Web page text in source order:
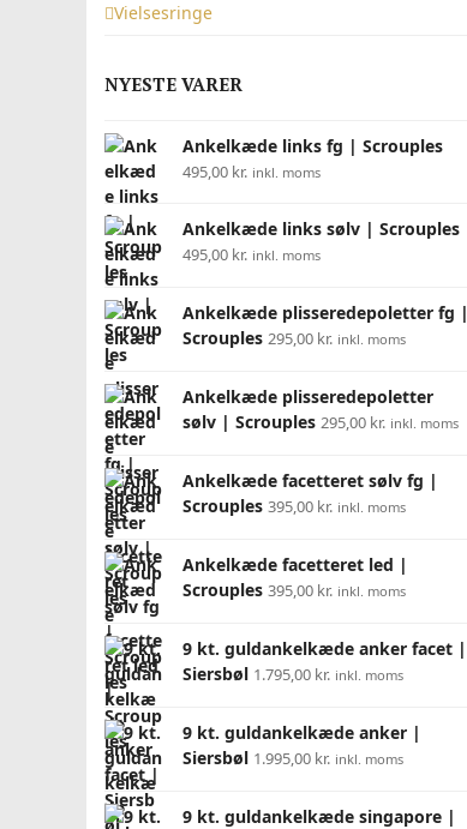
Vielsesringe
NYESTE VARER
Ankelkæde links fg | Scrouples
495,00 kr. inkl. moms
Ankelkæde links sølv | Scrouples
495,00 kr. inkl. moms
Ankelkæde plisseredepoletter fg |
Scrouples 295,00 kr. inkl. moms
Ankelkæde plisseredepoletter
sølv | Scrouples 295,00 kr. inkl. moms
Ankelkæde facetteret sølv fg |
Scrouples 395,00 kr. inkl. moms
Ankelkæde facetteret led |
Scrouples 395,00 kr. inkl. moms
9 kt. guldankelkæde anker facet |
Siersbøl 1.795,00 kr. inkl. moms
9 kt. guldankelkæde anker |
Siersbøl 1.995,00 kr. inkl. moms
9 kt. guldankelkæde singapore |